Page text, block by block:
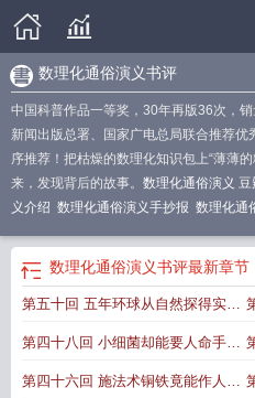
数理化通俗演义书评
中国科普作品一等奖，30年再版36次，
新闻出版总署、国家广电总局联合推荐
序推荐！把枯燥的数理化知识包上“薄薄
来，发现背后的故事。 数理化通俗演义 豆
义介绍 数理化通俗演义手抄报 数理化通
通俗演义每回概括
数理化通俗演义目录
义读后感
通俗演义买哪个版本好数理化通俗演义
义 百度 梁衡数理化通俗演义数理化通
抄数理化通俗演义pdf数理化通俗演义
数理化通俗演义书评最新章节
第五十回 五年环球从自然探得实际
六个便士向爸爸买点时间进化论的
创立
第四十八回 小细菌却能要人命手术
刀竟是杀人刀微生物学的开创
第四十六回 施法术铜铁竟能作人语